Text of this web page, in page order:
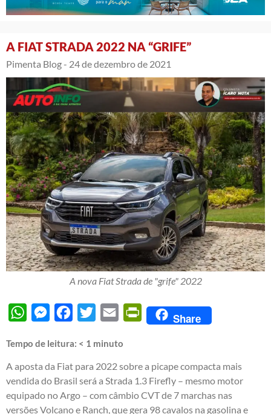
A FIAT STRADA 2022 NA “GRIFE”
Pimenta Blog - 24 de dezembro de 2021
A nova Fiat Strada de "grife" 2022
WhatsAppMessengerFacebook
Twitter Email PrintFriendly
Share
Tempo de leitura: < 1 minuto
A aposta da Fiat para 2022 sobre a picape compacta mais
vendida do Brasil será a Strada 1.3 Firefly – mesmo motor
equipado no Argo – com câmbio CVT de 7 marchas nas
versões Volcano e Ranch, que gera 98 cavalos na gasolina e